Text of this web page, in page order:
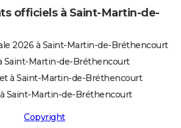
officiels à Saint-Martin-de-
2026 à Saint-Martin-de-Bréthencourt
Saint-Martin-de-Bréthencourt
à Saint-Martin-de-Bréthencourt
Saint-Martin-de-Bréthencourt
Copyright